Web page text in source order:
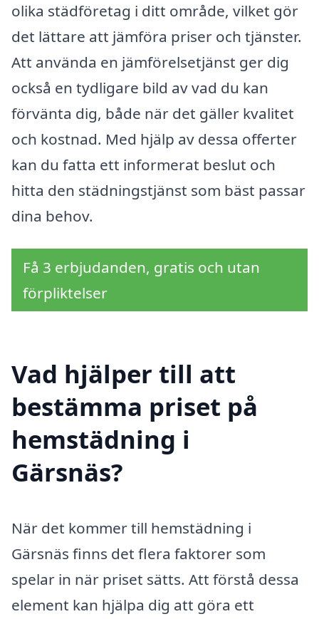
olika städföretag i ditt område, vilket gör
det lättare att jämföra priser och tjänster.
Att använda en jämförelsetjänst ger dig
också en tydligare bild av vad du kan
förvänta dig, både när det gäller kvalitet
och kostnad. Med hjälp av dessa offerter
kan du fatta ett informerat beslut och
hitta den städningstjänst som bäst passar
dina behov.
Få 3 erbjudanden, gratis och utan
förpliktelser
Vad hjälper till att
bestämma priset på
hemstädning i
Gärsnäs?
När det kommer till hemstädning i
Gärsnäs finns det flera faktorer som
spelar in när priset sätts. Att förstå dessa
element kan hjälpa dig att göra ett